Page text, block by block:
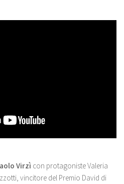
Virzì con protagoniste Valeria
vincitore del Premio David di